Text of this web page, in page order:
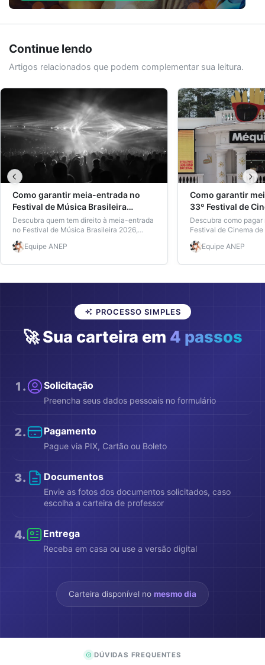
Continue lendo
Artigos relacionados que podem complementar sua leitura.
Como garantir meia-entrada no
Festival de Música Brasileira
mesmo sem matrícula
Descubra quem tem direito à meia-entrada
no Festival de Música Brasileira 2026,
como conseguir e por que a carteira
estudantil ANEP é a escolha mais rápida.
Equipe ANEP
Como garantir
33º Festival de
mesmo sem
Descubra como
Festival de Cinema
Carteira Nacional de
mesmo sem matrícula
Equipe ANEP
PROCESSO SIMPLES
🚀 Sua carteira em 4 passos
1 . Solicitação
Preencha seus dados pessoais no formulário
2. Pagamento
Pague via PIX, Cartão ou Boleto
3. Documentos
Envie as fotos dos documentos solicitados, caso
escolha a carteira de professor
4. Entrega
Receba em casa ou use a versão digital
Carteira disponível no mesmo dia
DÚVIDAS FREQUENTES